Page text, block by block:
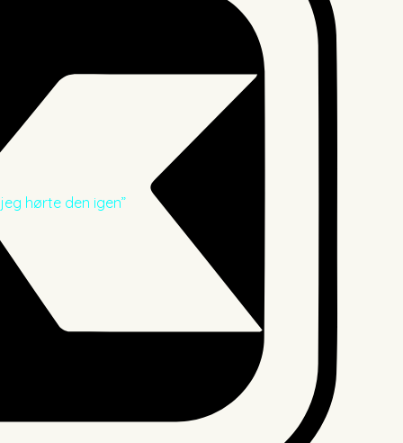
hørte den igen”